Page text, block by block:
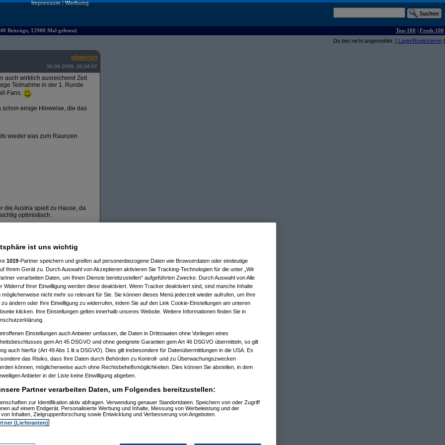
Impressum|Werbung
Beiträge, 12900 Mal gelesen) Top-100 | Fresh-100
Du bist nicht angemeldet. [ Login/Registrieren ]
gibberish
30.09.2009, 20:34:07
auch wirklich ausreichend Zeit
Teilnahme in der 1. Runde
Fans.
schon einige Hinweise, die das
wieder was zum Raunzen
die Austria spielt zu Hause, da
optimistisch.
20:36:34)
20:37:39)
20:40:59)
30.09.2009, 20:41:20)
am 30.09.2009, 20:42:04)
20:45:37)
(substituteam 30.09.2009, 20:46:24)
substitute
am 01.10.2009, 22:57:14)
01.10.2009, 22:58:35)
22:45:21)
22:47:25)
11:44:17)
13:35:42)
13:57:51)
11:55:41)
11:56:58)
11:57:54)
am 01.10.2009, 11:58:30)
am 01.10.2009, 12:02:51)
ist uns wichtig
1019-Partner speichern und greifen auf personenbezogene Daten wie Browserdaten oder eindeutige
Ihrem Gerät zu. Durch Auswahl von Akzeptieren aktivieren Sie Tracking-Technologien für die unter „Wir
verarbeiten Daten, um Ihnen Dienste bereitzustellen“ aufgeführten Zwecke. Durch Auswahl von Alle
Widerruf Ihrer Einwilligung werden diese deaktiviert. Wenn Tracker deaktiviert sind, sind manche Inhalte
möglicherweise nicht mehr so relevant für Sie. Sie können dieses Menü jederzeit wieder aufrufen, um Ihre
zu ändern oder Ihre Einwilligung zu widerrufen, indem Sie auf den Link Cookie-Einstellungen am unteren
klicken. Ihre Einstellungen gelten innerhalb unseres Website. Weitere Informationen finden Sie in
Einstellungen auch Anbieter umfassen, die Daten in Drittstaaten ohne Vorliegen eines
gem Art 45 DSGVO und ohne geeignete Garantien gem Art 46 DSGVO übermitteln, so gilt
auch hierfür (Art 49 Abs 1 lit a DSGVO). Dies gilt insbesondere für Datenübermittlungen in die USA. Es
das Risiko, dass Ihre Daten durch Behörden zu Kontroll- und zu Überwachungszwecken
können, möglicherweise auch ohne Rechtsbehelfsmöglichkeiten. Dies können Sie abstellen, in dem
Anbieter in der Liste keine Einwilligung abgeben.
Partner verarbeiten Daten, um Folgendes bereitzustellen:
zur Identifikation aktiv abfragen. Verwendung genauer Standortdaten. Speichern von oder Zugriff
auf einem Endgerät. Personalisierte Werbung und Inhalte, Messung von Werbeleistung und der
Inhalten, Zielgruppenforschung sowie Entwicklung und Verbesserung von Angeboten.
(Lieferanten)